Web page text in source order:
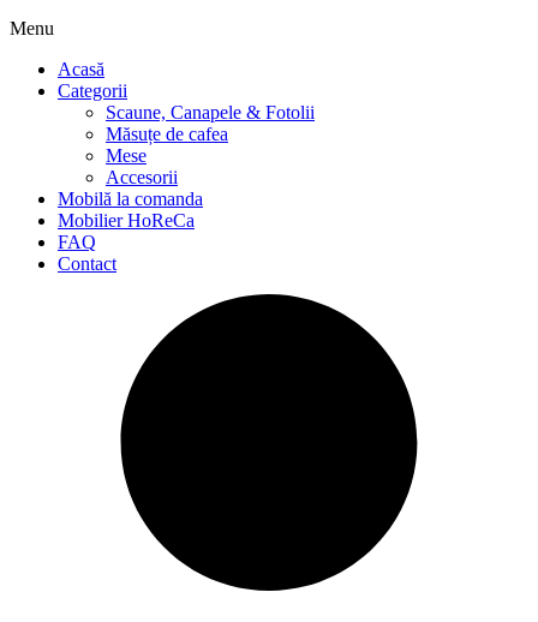
Menu
Acasă
Categorii
Scaune, Canapele & Fotolii
Măsuțe de cafea
Mese
Accesorii
Mobilă la comanda
Mobilier HoReCa
FAQ
Contact